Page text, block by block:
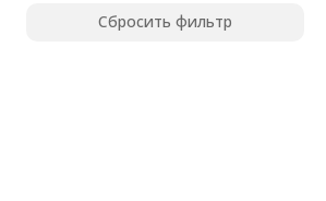
Сбросить фильтр